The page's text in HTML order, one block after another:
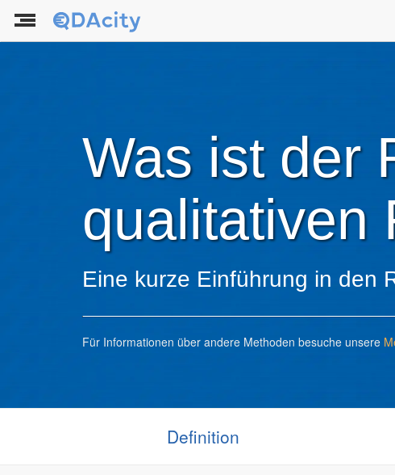
Was ist der
qualitativen
Eine kurze Einführung in den
Für Informationen über andere Methoden besuche unsere
Definition